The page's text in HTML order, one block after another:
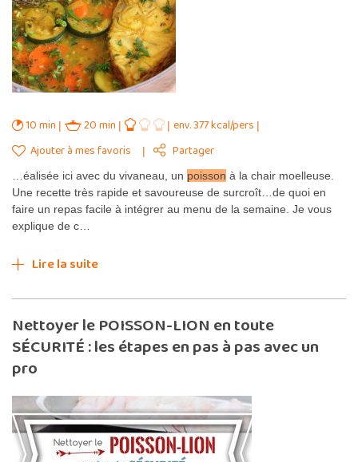
10 min 20 min
env. 377 kcal/pers
Ajouter à mes favoris
Partager
…éalisée ici avec du vivaneau, un poisson à la chair moelleuse.
Une recette très rapide et savoureuse de surcroît…de quoi en
faire un repas facile à intégrer au menu de la semaine. Je vous
explique de c…
Lire la suite
Nettoyer le POISSON-LION en toute
SÉCURITÉ : les étapes en pas à pas avec un
pro